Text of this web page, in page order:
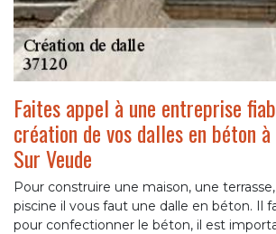
Faites appel à une entreprise
création de vos dalles en béton
Sur Veude
Pour construire une maison, une
piscine il vous faut une dalle en béton. Il
pour confectionner le béton, il est